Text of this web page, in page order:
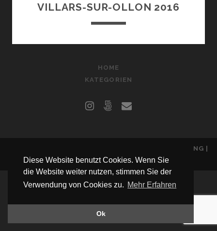
Diese Website benutzt Cookies. Wenn Sie
die Website weiter nutzen, stimmen Sie der
Verwendung von Cookies zu. Mehr Erfahren
Ok
VILLARS-SUR-OLLON 2016
HOME
KATEGORIEN
DATENSCHUTZERKLÄRUNG |
IMPRESSUM